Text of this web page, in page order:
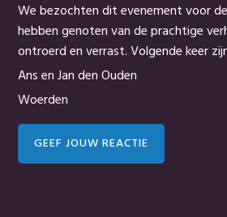
We bezochten dit evenement voor
hebben genoten van de prachtige
ontroerd en verrast. Volgende keer
Ans en Jan den Ouden
Woerden
GEEF JOUW REACTIE